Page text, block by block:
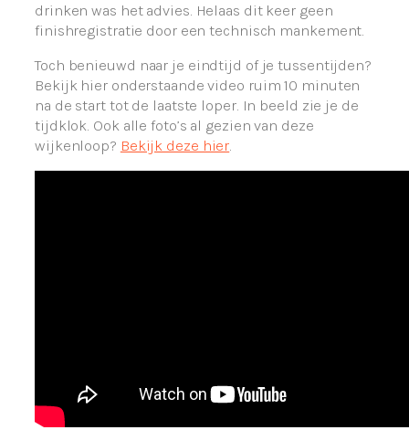
drinken was het advies. Helaas dit keer geen
finishregistratie door een technisch mankement.
Toch benieuwd naar je eindtijd of je tussentijden?
Bekijk hier onderstaande video ruim 10 minuten
na de start tot de laatste loper. In beeld zie je de
tijdklok. Ook alle foto’s al gezien van deze
wijkenloop? Bekijk deze hier.